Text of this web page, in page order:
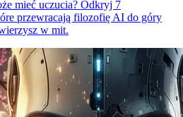
mieć uczucia? Odkryj 7
przewracają filozofię AI do góry
w mit.